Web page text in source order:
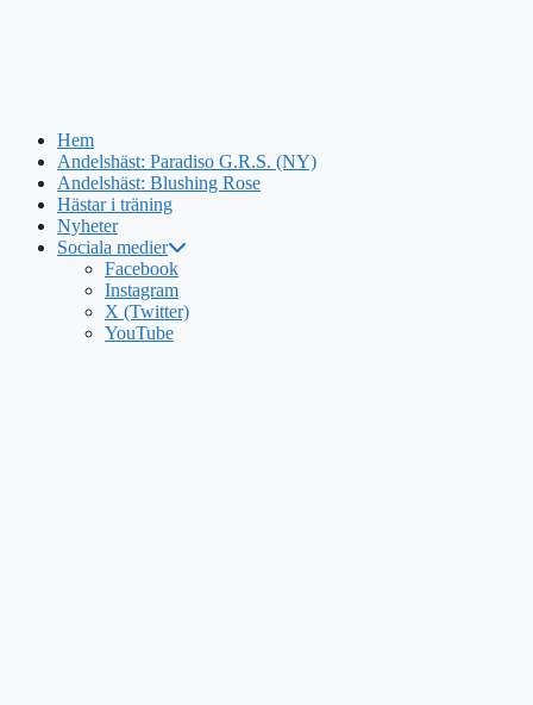
Hoppa
Hem
Andelshäst: Paradiso G.R.S. (NY)
Andelshäst: Blushing Rose
Hästar i träning
Nyheter
Sociala medier
Facebook
Instagram
X (Twitter)
YouTube